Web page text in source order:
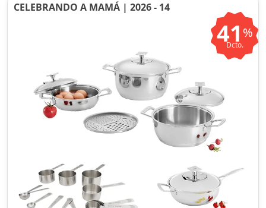
CELEBRANDO A MAMÁ | 2026 - 14
41 %
Dcto.